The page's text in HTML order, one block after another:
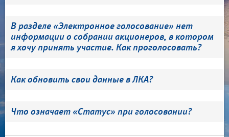
В разделе «Электронное голосование» нет
информации о собрании акционеров, в котором
я хочу принять участие. Как проголосовать?
Как обновить свои данные в ЛКА?
Что означает «Статус» при голосовании?